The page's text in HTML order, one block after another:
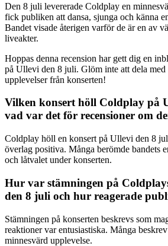
Den 8 juli levererade Coldplay en
fick publiken att dansa, sjunga och känna
Bandet visade återigen varför de är en av
liveakter.
Hoppas denna recension har gett dig en
på Ullevi den 8 juli. Glöm inte att dela med
upplevelser från konserten!
Vilken konsert höll Coldplay på
vad var det för recensioner om
Coldplay höll en konsert på Ullevi den 8
överlag positiva. Många berömde bandets
och låtvalet under konserten.
Hur var stämningen på
den 8 juli och hur reagerade
Stämningen på konserten beskrevs som
reaktioner var entusiastiska. Många
minnesvärd upplevelse.